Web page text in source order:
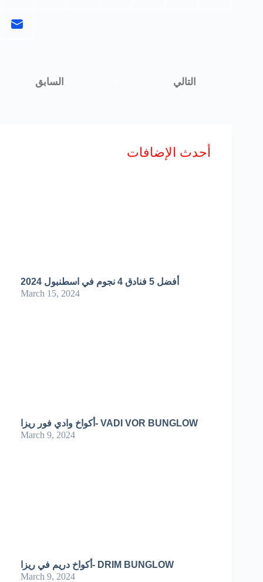
أحدث الإضافات
أفضل 5 فنادق 4 نجوم في اسطنبول 2024
March 15, 2024
أكواخ وادي فور ريزا- VADI VOR BUNGLOW
March 9, 2024
أكواخ دريم في ريزا- DRIM BUNGLOW
March 9, 2024